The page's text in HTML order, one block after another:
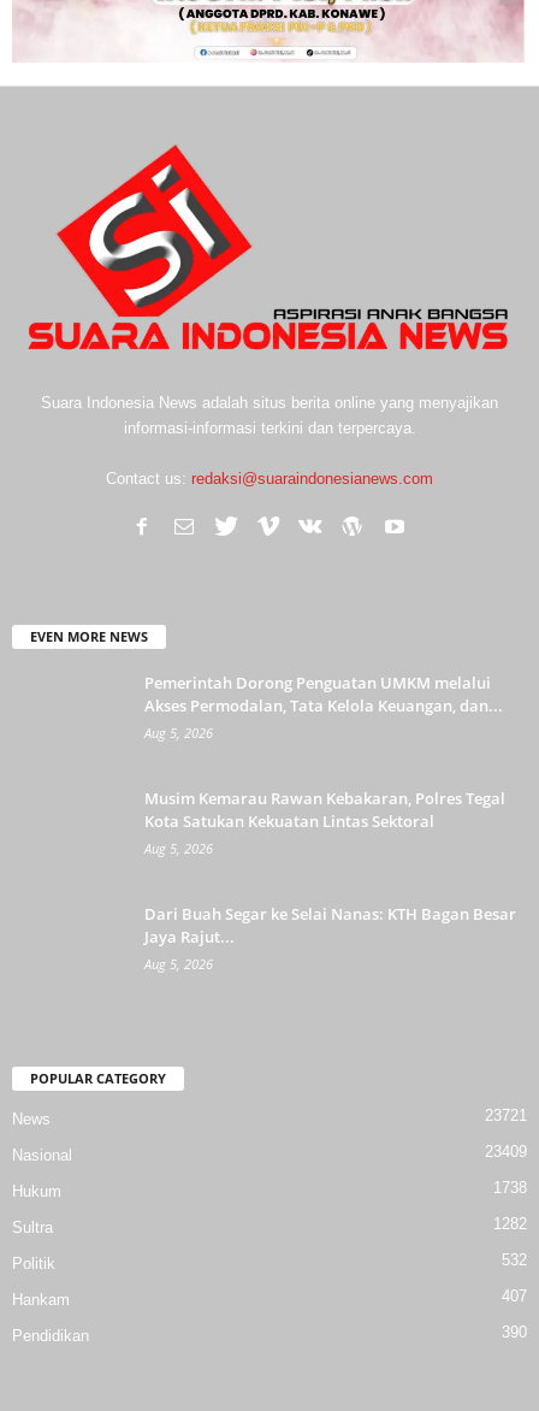
Suara Indonesia News adalah situs berita online yang menyajikan
informasi-informasi terkini dan terpercaya.
Contact us: redaksi@suaraindonesianews.com
EVEN MORE NEWS
Pemerintah Dorong Penguatan UMKM melalui
Akses Permodalan, Tata Kelola Keuangan, dan...
Aug 5, 2026
Musim Kemarau Rawan Kebakaran, Polres Tegal
Kota Satukan Kekuatan Lintas Sektoral
Aug 5, 2026
Dari Buah Segar ke Selai Nanas: KTH Bagan Besar
Jaya Rajut...
Aug 5, 2026
POPULAR CATEGORY
News 23721
Nasional 23409
Hukum 1738
Sultra 1282
Politik 532
Hankam 407
Pendidikan 390